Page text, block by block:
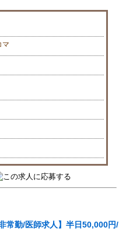
マ
常勤/医師求人】半日50,000円/